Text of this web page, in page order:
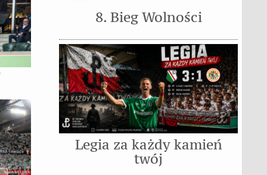
8. Bieg Wolności
Legia za każdy kamień
twój